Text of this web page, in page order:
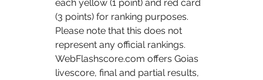
each yellow (1 point) and red card
(3 points) for ranking purposes.
Please note that this does not
represent any official rankings.
WebFlashscore.com offers Goias
livescore, final and partial results,